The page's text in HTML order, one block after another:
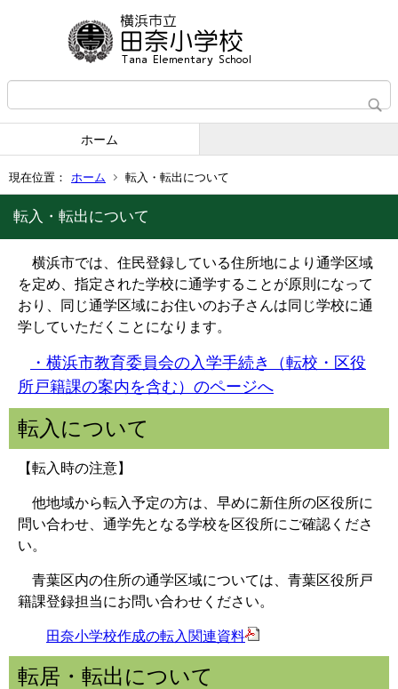
ホーム
現在位置： ホーム 転入・転出について
転入・転出について
横浜市では、住民登録している住所地により通学区域
を定め、指定された学校に通学することが原則になって
おり、同じ通学区域にお住いのお子さんは同じ学校に通
学していただくことになります。
・横浜市教育委員会の入学手続き（転校・区役
所戸籍課の案内を含む）のページへ
転入について
【転入時の注意】
他地域から転入予定の方は、早めに新住所の区役所に
問い合わせ、通学先となる学校を区役所にご確認くださ
い。
青葉区内の住所の通学区域については、青葉区役所戸
籍課登録担当にお問い合わせください。
田奈小学校作成の転入関連資料
転居・転出について